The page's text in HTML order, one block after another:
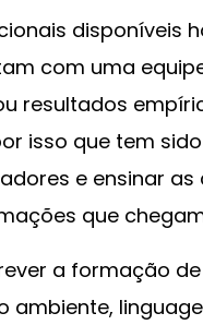
disponíveis
com uma
resultados
isso que tem
e ensinar
que
a formação
ambiente,